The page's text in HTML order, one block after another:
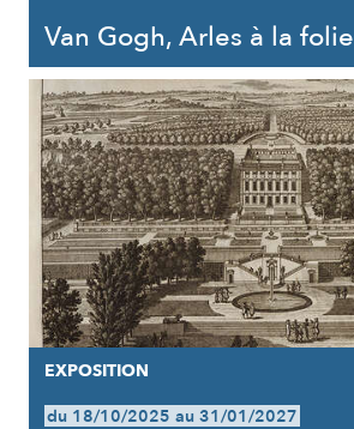
Van Gogh, Arles à la folie
EXPOSITION
du 18/10/2025 au 31/01/2027